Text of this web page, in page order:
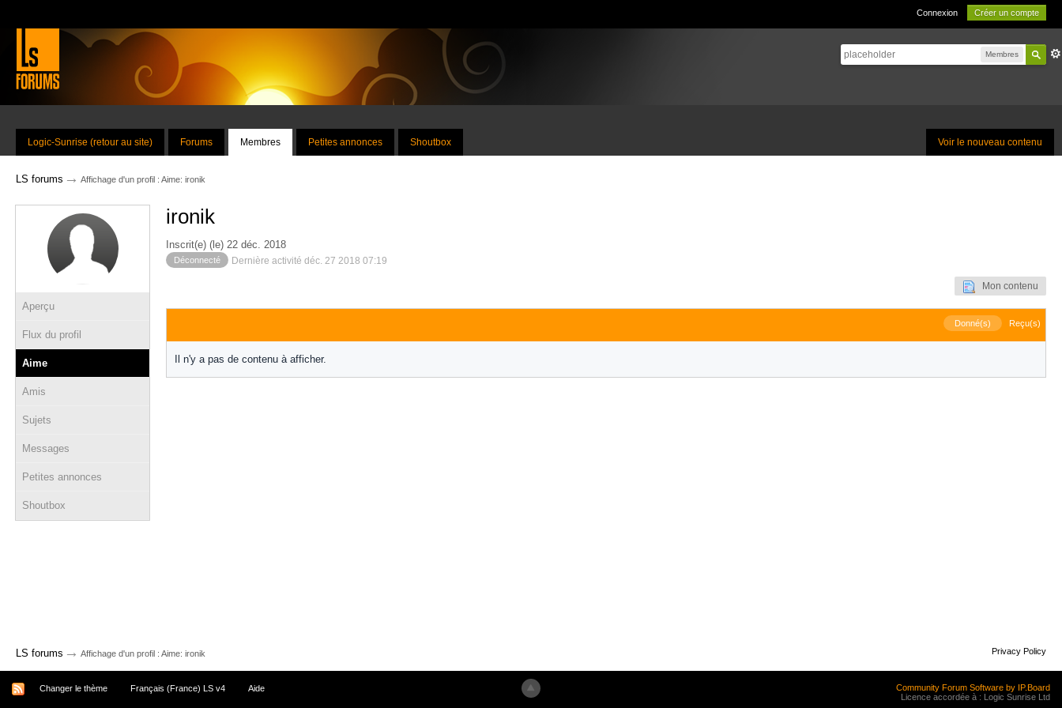
Connexion Créer un compte
Membres
Voir le nouveau contenu
Logic-Sunrise (retour au site) Forums Membres Petites annonces Shoutbox
LS forums → Affichage d'un profil : Aime: ironik
Aperçu
Flux du profil
Aime
Amis
Sujets
Messages
Petites annonces
Shoutbox
ironik
Inscrit(e) (le) 22 déc. 2018
Déconnecté Dernière activité déc. 27 2018 07:19
Mon contenu
Donné(s) Reçu(s)
Il n'y a pas de contenu à afficher.
LS forums → Affichage d'un profil : Aime: ironik Privacy Policy
Changer le thème Français (France) LS v4 Aide
Community Forum Software by IP.Board
Licence accordée à : Logic Sunrise Ltd